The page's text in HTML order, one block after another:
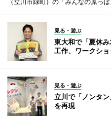
（立川市緑町）の「みんなの原っぱ
見る・遊ぶ
東大和で「夏休
工作、ワークショ
見る・遊ぶ
立川で「ノンタ
を再現